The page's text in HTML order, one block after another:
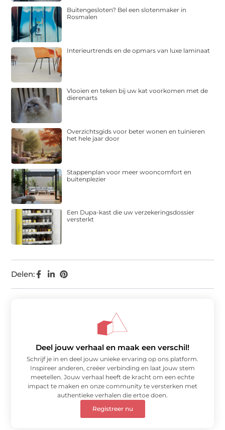
Delen:
Buitengesloten? Bel een slotenmaker in
Rosmalen
Interieurtrends en de opmars van luxe laminaat
Vlooien en teken bij uw kat voorkomen met de
dierenarts
Overzichtsgids voor beter wonen en tuinieren
het hele jaar door
Stappenplan voor meer wooncomfort en
buitenplezier
Een Dupa-kast die uw verzekeringsdossier
versterkt
Deel jouw verhaal en maak een verschil!
Schrijf je in en deel jouw unieke ervaring op ons platform.
Inspireer anderen, creëer verbinding en laat jouw stem
meetellen. Jouw verhaal heeft de kracht om een echte
impact te maken en onze community te versterken met
authentieke verhalen die ertoe doen.
Registreer nu